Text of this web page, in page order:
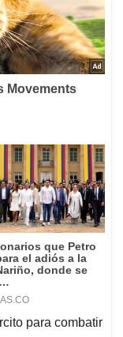
para combatir